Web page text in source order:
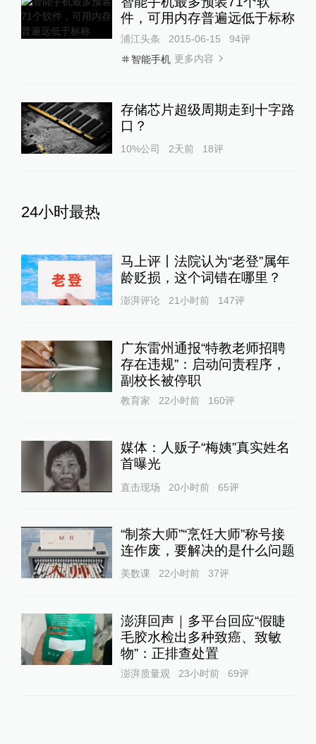
件，可用内存普遍远低于标称
浦江头条 2015-06-15 94评
智能手机 更多内容
存储芯片超级周期走到十字路
口？
10%公司 2天前 18评
24小时最热
马上评丨法院认为“老登”属年
龄贬损，这个词错在哪里？
澎湃评论 21小时前 147评
广东雷州通报“特教老师招聘
存在违规”：启动问责程序，
副校长被停职
教育家 22小时前 160评
媒体：人贩子“梅姨”真实姓名
首曝光
直击现场 20小时前 65评
“制茶大师”“烹饪大师”称号接
连作废，要解决的是什么问题
美数课 22小时前 37评
澎湃回声｜多平台回应“假睫
毛胶水检出多种致癌、致敏
物”：正排查处置
澎湃质量观 23小时前 69评